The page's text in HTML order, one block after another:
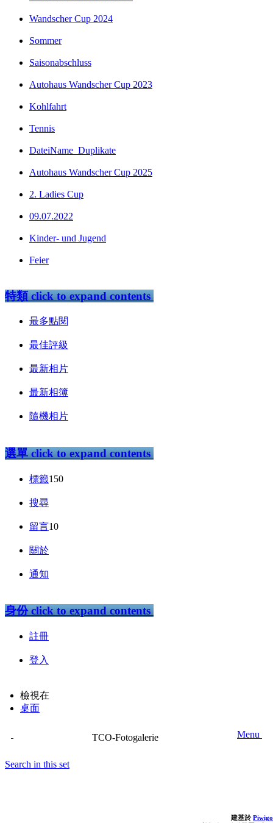
Wandscher Cup 2024
Sommer
Saisonabschluss
Autohaus Wandscher Cup 2023
Kohlfahrt
Tennis
DateiName_Duplikate
Autohaus Wandscher Cup 2025
2. Ladies Cup
09.07.2022
Kinder- und Jugend
Feier
特類click to expand contents
最多點閱
最佳評級
最新相片
最新相簿
隨機相片
選單click to expand contents
標籤150
搜尋
留言10
關於
通知
身份click to expand contents
註冊
登入
檢視在
桌面
TCO-Fotogalerie Menu
Search in this set
建基於Piwigo